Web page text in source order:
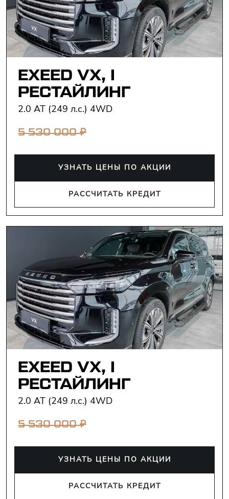
EXEED VX, I
РЕСТАЙЛИНГ
2.0 AT (249 л.с.) 4WD
5 530 000₽
УЗНАТЬ ЦЕНЫ ПО АКЦИИ
РАССЧИТАТЬ КРЕДИТ
EXEED VX, I
РЕСТАЙЛИНГ
2.0 AT (249 л.с.) 4WD
5 530 000₽
УЗНАТЬ ЦЕНЫ ПО АКЦИИ
РАССЧИТАТЬ КРЕДИТ